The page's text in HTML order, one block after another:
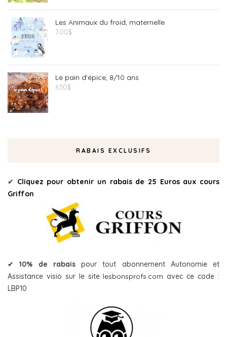
Les Animaux du froid, maternelle
7.00$
Le pain d'épice, 8/10 ans
6.50$
RABAIS EXCLUSIFS
✔ Cliquez pour obtenir un rabais de 25 Euros aux cours
Griffon
✔10% de rabaispour tout abonnement Autonomie et
Assistance visio sur le site lesbonsprofs.com avec ce code :
LBP10